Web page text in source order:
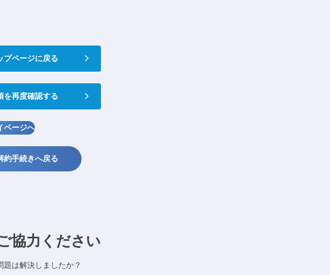
プページに戻る
を再度確認する
ページへ
約手続きへ戻る
協力ください
題は解決しましたか？